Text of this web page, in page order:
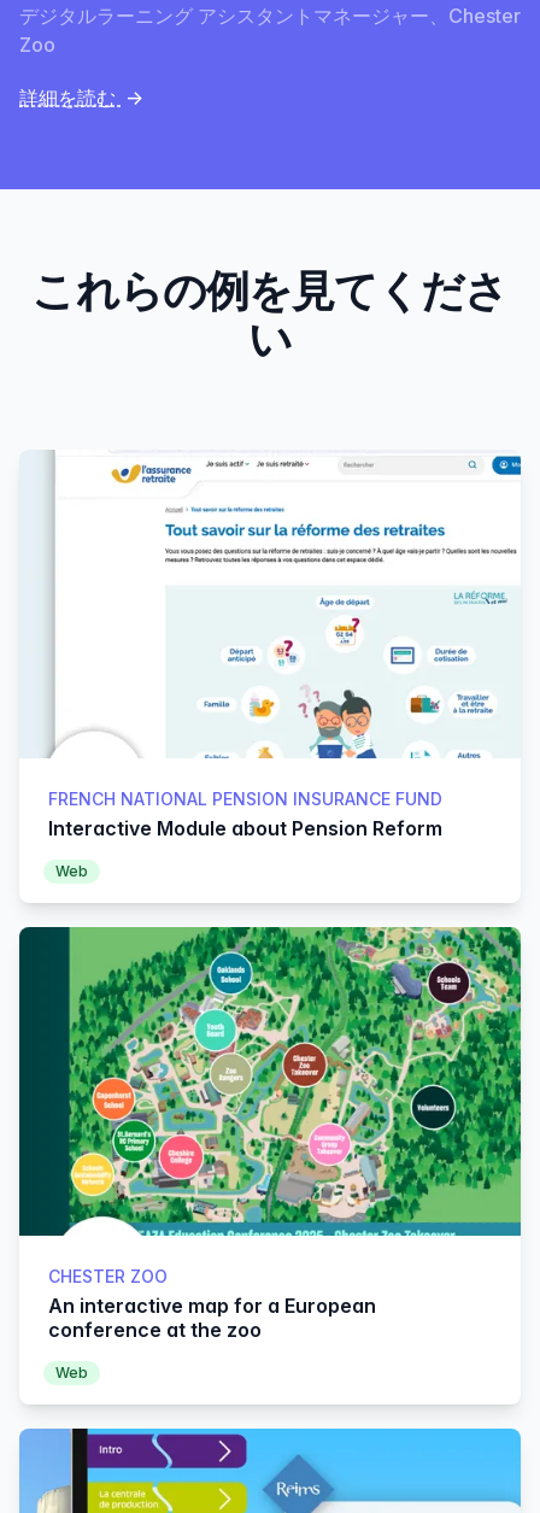
デジタルラーニング アシスタントマネージャー、Chester
Zoo
詳細を読む →
これらの例を見てくださ
い
FRENCH NATIONAL PENSION INSURANCE FUND
Interactive Module about Pension Reform
Web
CHESTER ZOO
An interactive map for a European
conference at the zoo
Web